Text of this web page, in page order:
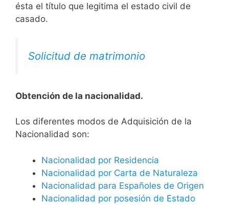
ésta el título que legitima el estado civil de
casado.
Solicitud de matrimonio
Obtención de la nacionalidad.
​​​Los diferentes modos de Adquisición de la
Nacionalidad son:
Nacionalidad por Residencia
Nacionalidad por Carta de Naturaleza
Nacionalidad para Españoles de Origen
Nacionalidad por posesión de Estado